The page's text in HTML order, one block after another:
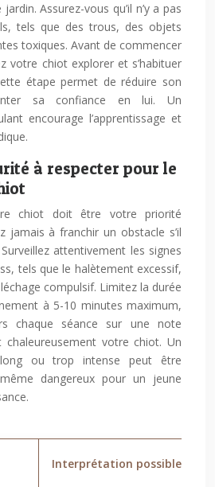
Assurez-vous qu’il n’y a pas
tels que des trous, des objets
toxiques. Avant de commencer
votre chiot explorer et s’habituer
étape permet de réduire son
sa confiance en lui. Un
encourage l’apprentissage et
à respecter pour le
chiot doit être votre priorité
jamais à franchir un obstacle s’il
attentivement les signes
tels que le halètement excessif,
compulsif. Limitez la durée
à 5-10 minutes maximum,
chaque séance sur une note
votre chiot. Un
ou trop intense peut être
dangereux pour un jeune
Interprétation possible